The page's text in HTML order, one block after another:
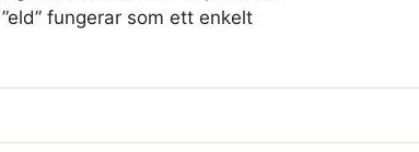
fungerar som ett enkelt